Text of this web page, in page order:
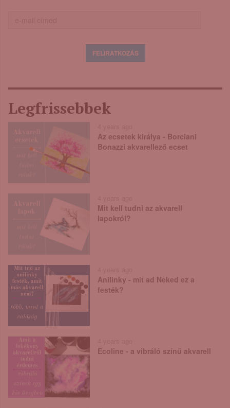
Legfrissebbek
Az ecsetek királya - Borciani
Bonazzi akvarellező ecset
Mit kell tudni az akvarell
lapokról?
Anilinky - mit ad Neked ez a
festék?
Ecoline - a vibráló színű akvarell